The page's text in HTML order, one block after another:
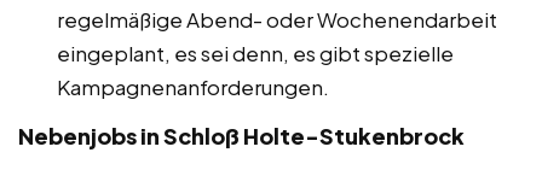
regelmäßige Abend- oder Wochenendarbeit
eingeplant, es sei denn, es gibt spezielle
Kampagnenanforderungen.
Nebenjobs in Schloß Holte-Stukenbrock